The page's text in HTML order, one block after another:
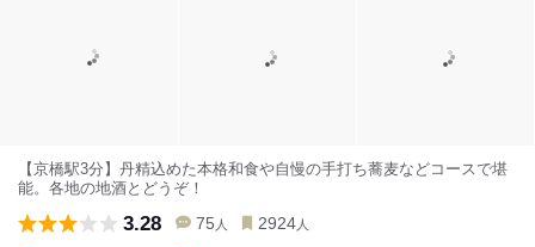
【京橋駅3分】丹精込めた本格和食や自慢の手打ち蕎麦などコースで堪
能。各地の地酒とどうぞ！
3.28 75 人 2924 人